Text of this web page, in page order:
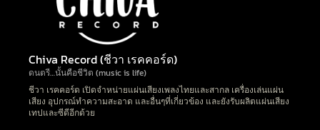
Chiva Record (ชีวา เรคคอร์ด)
ดนตรี…นั้นคือชีวิต (music is life)
ชีวา เรคคอร์ด เปิดจำหน่ายแผ่นเสียงเพลงไทยและสากล เครื่องเล่นแผ่น
เสียง อุปกรณ์ทำความสะอาด และอื่นๆที่เกี่ยวข้อง และยังรับผลิตแผ่นเสียง
เทปและซีดีอีกด้วย